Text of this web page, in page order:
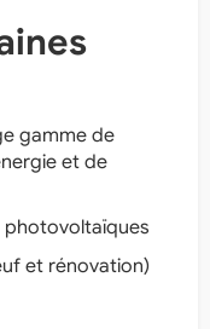
gamme de
et de
photovoltaïques
et rénovation)